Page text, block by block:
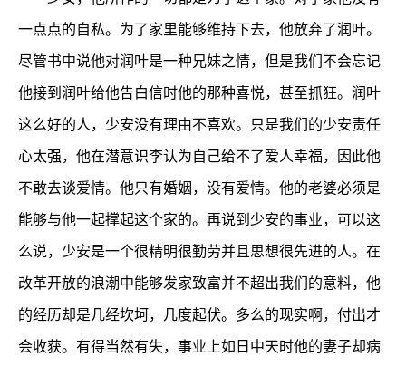
一点点的自私。为了家里能够维持下去，他放弃了润叶。
尽管书中说他对润叶是一种兄妹之情，但是我们不会忘记
他接到润叶给他告白信时他的那种喜悦，甚至抓狂。润叶
这么好的人，少安没有理由不喜欢。只是我们的少安责任
心太强，他在潜意识李认为自己给不了爱人幸福，因此他
不敢去谈爱情。他只有婚姻，没有爱情。他的老婆必须是
能够与他一起撑起这个家的。再说到少安的事业，可以这
么说，少安是一个很精明很勤劳并且思想很先进的人。在
改革开放的浪潮中能够发家致富并不超出我们的意料，他
的经历却是几经坎坷，几度起伏。多么的现实啊，付出才
会收获。有得当然有失，事业上如日中天时他的妻子却病